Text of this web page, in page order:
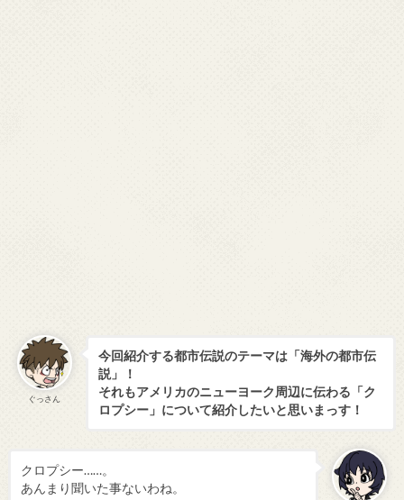
ぐっさん
今回紹介する都市伝説のテーマは「海外の都市伝
説」！
それもアメリカのニューヨーク周辺に伝わる「ク
ロプシー」について紹介したいと思いまっす！
クロプシー……。
あんまり聞いた事ないわね。